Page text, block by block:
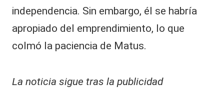
independencia. Sin embargo, él se habría
apropiado del emprendimiento, lo que
colmó la paciencia de Matus.
La noticia sigue tras la publicidad